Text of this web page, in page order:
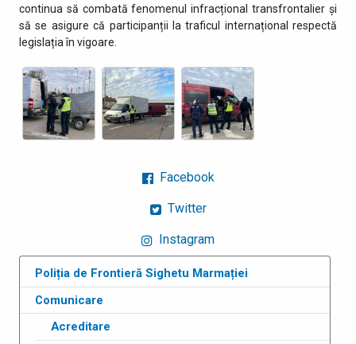
continua să combată fenomenul infracțional transfrontalier și
să se asigure că participanții la traficul internațional respectă
legislația în vigoare.
Facebook
Twitter
Instagram
Poliția de Frontieră Sighetu Marmației
Comunicare
Acreditare